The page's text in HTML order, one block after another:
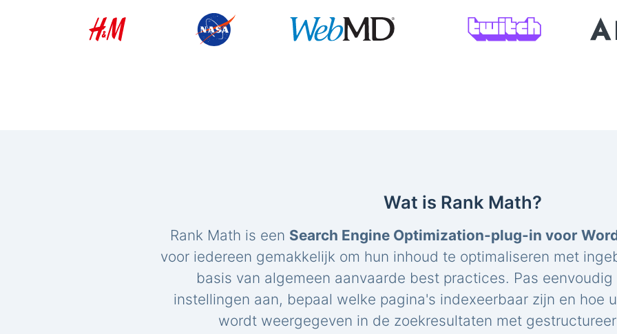
Wat is Rank Math?
Rank Math is een Search Engine Optimization-plug-in voor
voor iedereen gemakkelijk om hun inhoud te optimaliseren met
basis van algemeen aanvaarde best practices. Pas
instellingen aan, bepaal welke pagina's indexeerbaar zijn en hoe
wordt weergegeven in de zoekresultaten met